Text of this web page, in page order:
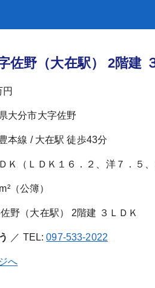
佐野（大在駅） 2階建
大分市大字佐野
本線 / 大在駅 徒歩43分
Ｋ（ＬＤＫ１６．２、洋７．５、
（公簿）
／ TEL:097-533-2022
へ